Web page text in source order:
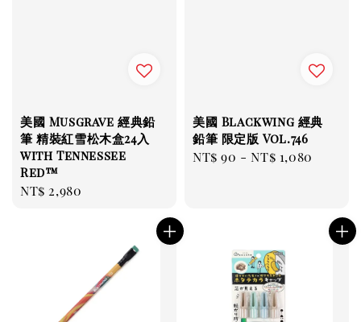
美國 Musgrave 經典鉛
筆 精裝紅雪松木盒24入
with Tennessee
Red™
Regular
NT$ 2,980
美國 Blackwing 經典
鉛筆 限定版 Vol.746
Regular
NT$ 90 -NT$ 1,080